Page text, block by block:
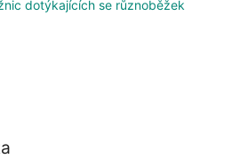
dotýkajících se různoběžek